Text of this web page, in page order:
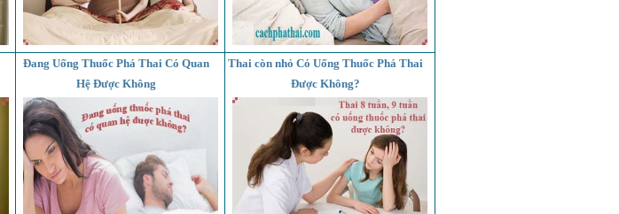
Đang Uống Thuốc Phá Thai Có Quan
Hệ Được Không
Thai còn nhỏ Có Uống Thuốc Phá Thai
Được Không?